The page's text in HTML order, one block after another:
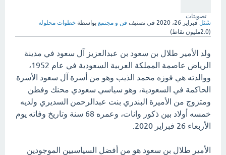
تصويتات
سُئل فبراير 26، 2020 في تصنيف فن و مجتمع بواسطة خطوات محلوله
(2.0مليون نقاط)
ولد الأمير طلال بن سعود بن عبدالعزيز آل سعود في مدينة
الرياض عاصمة المملكة العربية السعودية في عام 1952،
ووالدته هي فوزه محمد الذيب وهو من أسرة آل سعود الأسرة
الحاكمة في السعودية، وهو سياسي سعودي محنك وفطن
ومتزوج من الأميرة البندري بنت عبدالرحمن السديري ولديه
خمسه أولاد بين ذكور وانات، وعمره 68 سنة وتاريخ وفاته يوم
الأربعاء 26 فبراير 2020.
الأمير طلال بن سعود هو من أفضل السياسيين الموجودين